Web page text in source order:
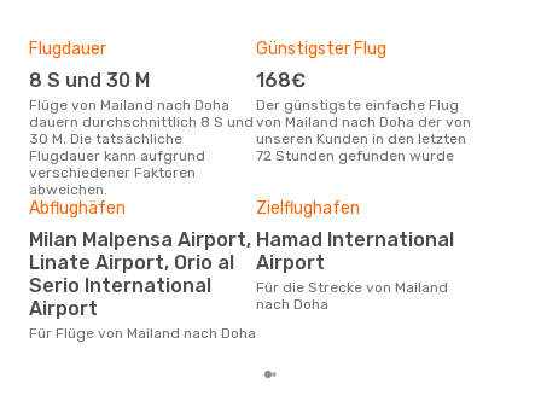
Flugdauer
8 S und 30 M
Flüge von Mailand nach Doha
dauern durchschnittlich 8 S und
30 M. Die tatsächliche
Flugdauer kann aufgrund
verschiedener Faktoren
abweichen.
Günstigster Flug
168€
Der günstigste einfache Flug
von Mailand nach Doha der von
unseren Kunden in den letzten
72 Stunden gefunden wurde
Abflughäfen
Milan Malpensa Airport,
Linate Airport, Orio al
Serio International
Airport
Für Flüge von Mailand nach Doha
Zielflughafen
Hamad International
Airport
Für die Strecke von Mailand
nach Doha